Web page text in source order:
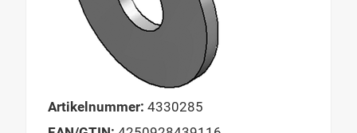
Artikelnummer: 4330285